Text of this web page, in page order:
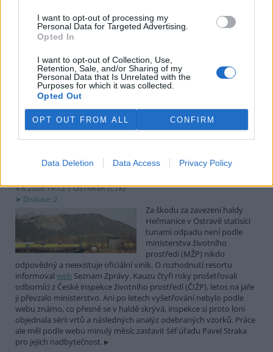
I want to opt-out of processing my
Personal Data for Targeted Advertising.
Opted In
I want to opt-out of Collection, Use,
Retention, Sale, and/or Sharing of my
Personal Data that Is Unrelated with the
Purposes for which it was collected.
Opted Out
OPT OUT FROM ALL CONFIRM
Data Deletion Data Access Privacy Policy
5.8.2026 01:12 | ŘÍM (ČTK)
Diskuse: 2
měňavými krovkami, jejichž
původní domovinou je
Japonsko, se stávají čím dál
sadech a vinicích a zanechávají za sebou listy s vykousanými
mřížkami, což oslabuje rostliny a snižuje úrodu, napsala agentura
AP.
Ministerstvo v kauze haldy Heřmanice rozhodlo, že
4.8.2026 19:12 | OSTRAVA (ČTK)
Diskuse: 2
Za škodu za zavezení haldy
Heřmanice v Ostravě statisíci
tunami odpadu není podle
ministerstva životního
prostředí (MŽP) nikdo
odpovědný a neexistuje oficiální viník. O rozhodnutí resortu
informoval web Seznam Zprávy. Kauzu čtyři roky prošetřovali
odborníci z České inspekce životního prostředí (ČIŽP), letos na jaře
ji převzalo ministerstvo. Ani po letech vyšetřování nebylo podle
webu známo, co přesně se v haldě skrývá, inspekce si proto loni
objednala sérii vrtů a následných analýz odebraných vzorků. Práce
ale měl podle webu minulý měsíc zastavit šéf úřadu Pavel Straka
pro jejich nadbytečnost.